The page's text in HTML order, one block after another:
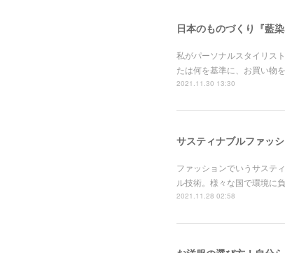
日本のものづくり『藍
私がパーソナルスタイリス
たは何を基準に、お買い物
2021.11.30 13:30
サスティナブルファッ
ファッションでいうサステ
ル技術。様々な国で環境に
2021.11.28 02:58